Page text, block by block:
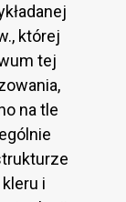
której
tej
na tle
i